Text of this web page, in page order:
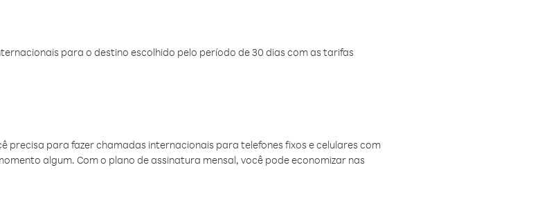
para o destino escolhido pelo período de 30 dias com as tarifas
precisa para fazer chamadas internacionais para telefones fixos e celulares com
algum. Com o plano de assinatura mensal, você pode economizar nas